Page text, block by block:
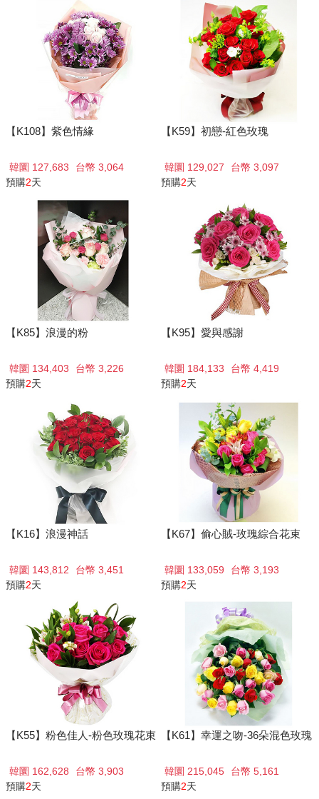
【K108】紫色情緣
韓圜 127,683
台幣 3,064
預購2天
【K59】初戀-紅色玫瑰
韓圜 129,027
台幣 3,097
預購2天
【K85】浪漫的粉
韓圜 134,403
台幣 3,226
預購2天
【K95】愛與感謝
韓圜 184,133
台幣 4,419
預購2天
【K16】浪漫神話
韓圜 143,812
台幣 3,451
預購2天
【K67】偷心賊-玫瑰綜合花束
韓圜 133,059
台幣 3,193
預購2天
【K55】粉色佳人-粉色玫瑰花束
韓圜 162,628
台幣 3,903
預購2天
【K61】幸運之吻-36朵混色玫瑰
韓圜 215,045
台幣 5,161
預購2天